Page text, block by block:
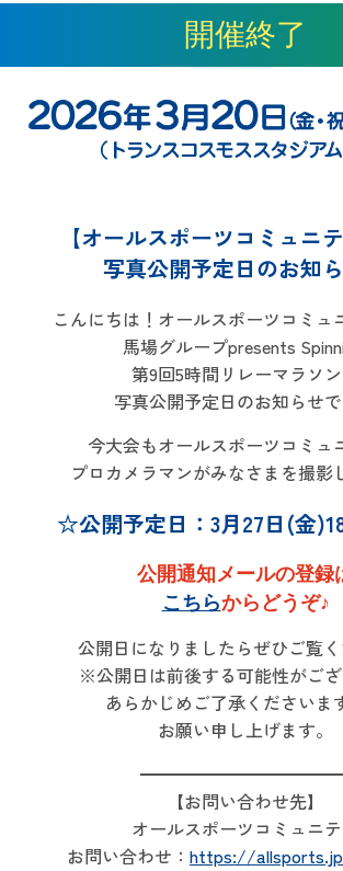
開催終了
【オールスポーツコミュニ
写真公開予定日のお知
こんにちは！オールスポーツコミュ
馬場グループpresents
第9回5時間リレーマラソ
写真公開予定日のお知らせで
今大会もオールスポーツコミュ
プロカメラマンがみなさまを撮影
☆公開予定日：3月27日(金
公開通知メールの登録
こちらからどうぞ♪
公開日になりましたらぜひご覧
※公開日は前後する可能性がござ
あらかじめご了承くださいま
お願い申し上げます。
【お問い合わせ先】
オールスポーツコミュニテ
お問い合わせ： https://